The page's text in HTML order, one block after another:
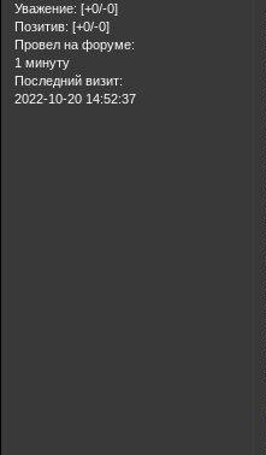
Уважение: [+0/-0]
Позитив: [+0/-0]
Провел на форуме:
1 минуту
Последний визит:
2022-10-20 14:52:37